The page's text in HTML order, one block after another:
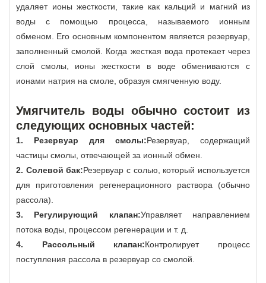
удаляет ионы жесткости, такие как кальций и магний из
воды с помощью процесса, называемого ионным
обменом. Его основным компонентом является резервуар,
заполненный смолой. Когда жесткая вода протекает через
слой смолы, ионы жесткости в воде обмениваются с
ионами натрия на смоле, образуя смягченную воду.
Умягчитель воды обычно состоит из
следующих основных частей:
1. Резервуар для смолы:Резервуар, содержащий
частицы смолы, отвечающей за ионный обмен.
2. Солевой бак:Резервуар с солью, который используется
для приготовления регенерационного раствора (обычно
рассола).
3. Регулирующий клапан:Управляет направлением
потока воды, процессом регенерации и т. д.
4. Рассольный клапан:Контролирует процесс
поступления рассола в резервуар со смолой.